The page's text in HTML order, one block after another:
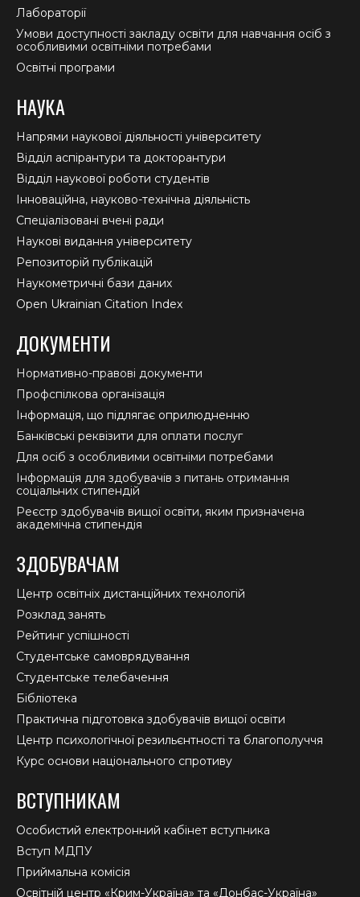
Лабораторії
Умови доступності закладу освіти для навчання осіб з
особливими освітніми потребами
Освітні програми
НАУКА
Напрями наукової діяльності університету
Відділ аспірантури та докторантури
Відділ наукової роботи студентів
Інноваційна, науково-технічна діяльність
Спеціалізовані вчені ради
Наукові видання університету
Репозиторій публікацій
Наукометричні бази даних
Open Ukrainian Citation Index
ДОКУМЕНТИ
Нормативно-правові документи
Профспілкова організація
Інформація, що підлягає оприлюдненню
Банківські реквізити для оплати послуг
Для осіб з особливими освітніми потребами
Інформація для здобувачів з питань отримання
соціальних стипендій
Реєстр здобувачів вищої освіти, яким призначена
академічна стипендія
ЗДОБУВАЧАМ
Центр освітніх дистанційних технологій
Розклад занять
Рейтинг успішності
Студентське самоврядування
Студентське телебачення
Бібліотека
Практична підготовка здобувачів вищої освіти
Центр психологічної резильєнтності та благополуччя
Курс основи національного спротиву
ВСТУПНИКАМ
Особистий електронний кабінет вступника
Вступ МДПУ
Приймальна комісія
Освітній центр «Крим-Україна» та «Донбас-Україна»